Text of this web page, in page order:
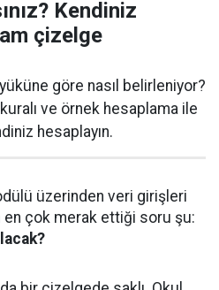
Kendiniz
çizelge
göre nasıl belirleniyor?
ve örnek hesaplama ile
hesaplayın.
üzerinden veri girişleri
çok merak ettiği soru şu: